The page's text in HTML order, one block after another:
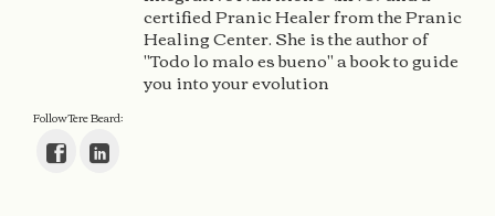
Follow Tere Beard:
certified Pranic Healer from the Pranic
Healing Center. She is the author of
"Todo lo malo es bueno" a book to guide
you into your evolution